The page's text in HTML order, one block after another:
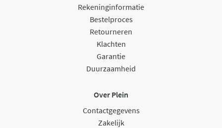
Rekeninginformatie
Bestelproces
Retourneren
Klachten
Garantie
Duurzaamheid
Over Plein
Contactgegevens
Zakelijk